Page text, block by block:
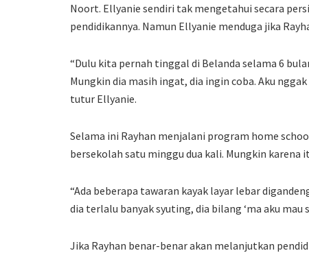
Noort. Ellyanie sendiri tak mengetahui secara
pendidikannya. Namun Ellyanie menduga jika
“Dulu kita pernah tinggal di Belanda selama 6
Mungkin dia masih ingat, dia ingin coba. Aku
tutur Ellyanie.
Selama ini Rayhan menjalani program home
bersekolah satu minggu dua kali. Mungkin
“Ada beberapa tawaran kayak layar lebar
dia terlalu banyak syuting, dia bilang ‘ma aku mau
Jika Rayhan benar-benar akan melanjutkan